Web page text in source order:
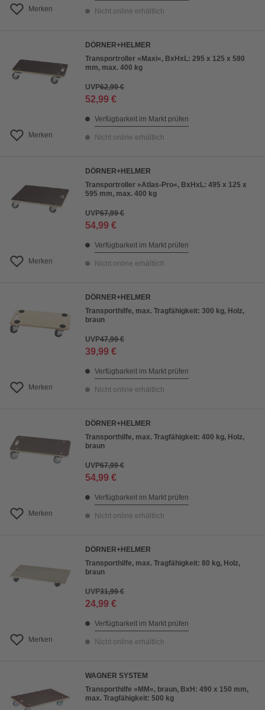
Merken Nicht online erhältlich
Merken
DÖRNER+HELMER
Transportroller »Maxi«, BxHxL: 295 x 125 x 580
mm, max. 400 kg
UVP62,99 €
52,99 €
Verfügbarkeit im Markt prüfen
Nicht online erhältlich
Merken
DÖRNER+HELMER
Transportroller »Atlas-Pro«, BxHxL: 495 x 125 x
595 mm, max. 400 kg
UVP67,99 €
54,99 €
Verfügbarkeit im Markt prüfen
Nicht online erhältlich
Merken
DÖRNER+HELMER
Transporthilfe, max. Tragfähigkeit: 300 kg, Holz,
braun
UVP47,99 €
39,99 €
Verfügbarkeit im Markt prüfen
Nicht online erhältlich
Merken
DÖRNER+HELMER
Transporthilfe, max. Tragfähigkeit: 400 kg, Holz,
braun
UVP67,99 €
54,99 €
Verfügbarkeit im Markt prüfen
Nicht online erhältlich
Merken
DÖRNER+HELMER
Transporthilfe, max. Tragfähigkeit: 80 kg, Holz,
braun
UVP31,99 €
24,99 €
Verfügbarkeit im Markt prüfen
Nicht online erhältlich
WAGNER SYSTEM
Transporthilfe »MM«, braun, BxH: 490 x 150 mm,
max. Tragfähigkeit: 500 kg